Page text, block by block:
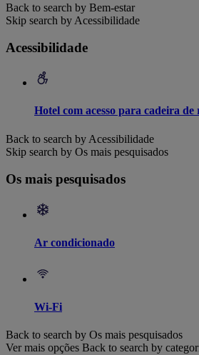
Back to search by Bem-estar
Skip search by Acessibilidade
Acessibilidade
Hotel com acesso para cadeira de
Back to search by Acessibilidade
Skip search by Os mais pesquisados
Os mais pesquisados
Ar condicionado
Wi-Fi
Back to search by Os mais pesquisados
Ver mais opções Back to search by